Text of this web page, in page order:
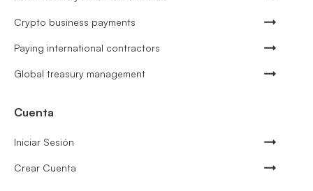
Crypto business payments
Paying international contractors
Global treasury management
Cuenta
Iniciar Sesión
Crear Cuenta